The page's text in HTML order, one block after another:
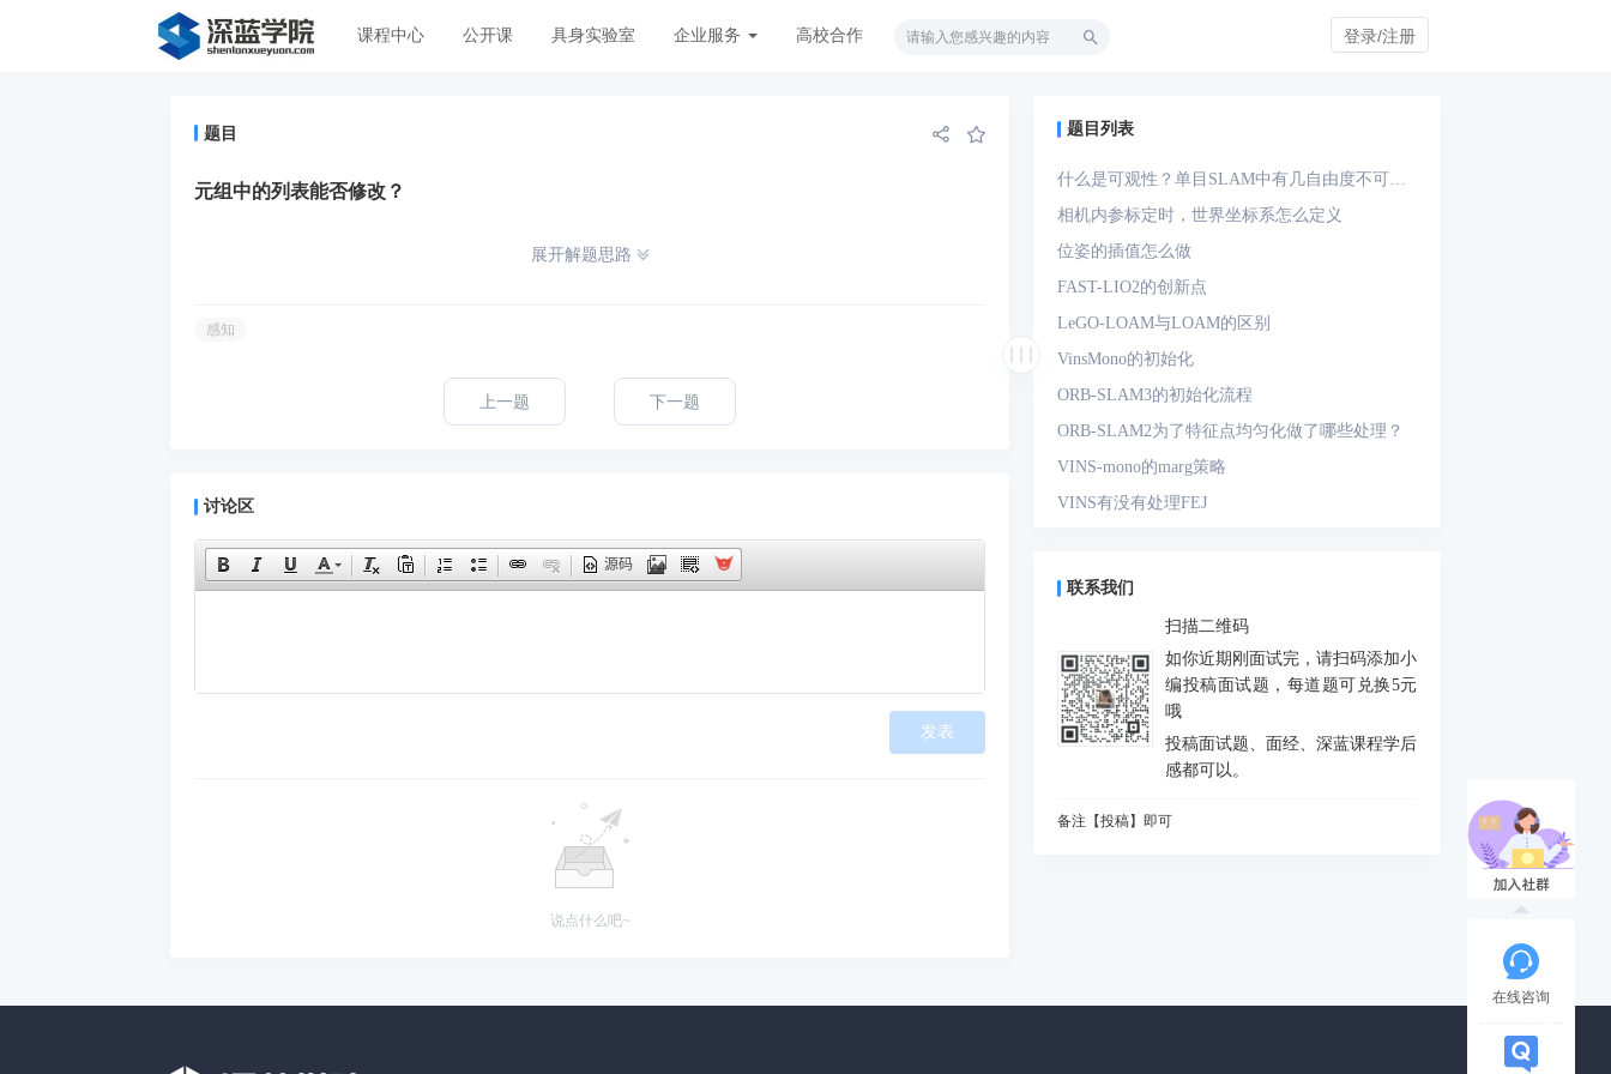
课程中心 公开课 具身实验室 企业服务 高校合作 登录/注册
题目
元组中的列表能否修改？
展开解题思路
感知
上一题 下一题
讨论区
源码
发表
说点什么吧~
题目列表
什么是可观性？单目SLAM中有几自由度不可
观？单目-IMU系统中有几自由度不可观？
相机内参标定时，世界坐标系怎么定义
位姿的插值怎么做
FAST-LIO2的创新点
LeGO-LOAM与LOAM的区别
VinsMono的初始化
ORB-SLAM3的初始化流程
ORB-SLAM2为了特征点均匀化做了哪些处理？
VINS-mono的marg策略
VINS有没有处理FEJ
预积分中的bias如何处理
IMU测量方程是什么？噪声模型是什么？
动态场景对定位和建图分别有什么影响
如何判断是否出现激光退化情况，为什么会出
现？如何解决？
在vio做FEJ主要是为了防止哪个自由度由不可观
什么是NDT配准
初始化过程对相机运动的要求
联系我们
扫描二维码
如你近期刚面试完，请扫码添加小
编投稿面试题，每道题可兑换5元
哦
投稿面试题、面经、深蓝课程学后
感都可以。
备注【投稿】即可
在线咨询